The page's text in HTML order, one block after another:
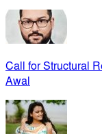
Call for Structural
Awal